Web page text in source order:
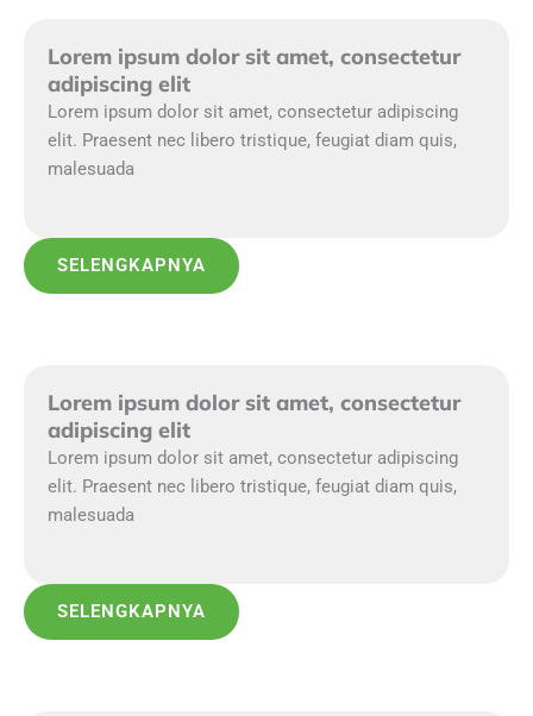
Lorem ipsum dolor sit amet, consectetur
adipiscing elit
Lorem ipsum dolor sit amet, consectetur adipiscing
elit. Praesent nec libero tristique, feugiat diam quis,
malesuada
SELENGKAPNYA
Lorem ipsum dolor sit amet, consectetur
adipiscing elit
Lorem ipsum dolor sit amet, consectetur adipiscing
elit. Praesent nec libero tristique, feugiat diam quis,
malesuada
SELENGKAPNYA